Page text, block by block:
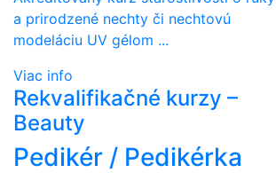
a prirodzené nechty či nechtovú
modeláciu UV gélom ...
Viac info
Rekvalifikačné kurzy –
Beauty
Pedikér / Pedikérka